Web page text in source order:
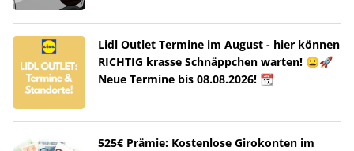
Lidl Outlet Termine im August - hier können
RICHTIG krasse Schnäppchen warten! 😀🚀
Neue Termine bis 08.08.2026! 📆
525€ Prämie: Kostenlose Girokonten im